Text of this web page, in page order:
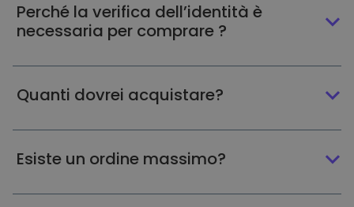
Perché la verifica dell’identità è
necessaria per comprare ?
Quanti dovrei acquistare?
Esiste un ordine massimo?